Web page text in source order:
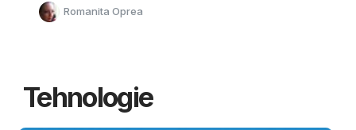
Romanita Oprea
Tehnologie